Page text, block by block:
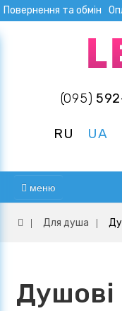
Повернення та обмін
(095)
RU UA
меню
Для душа
Душові